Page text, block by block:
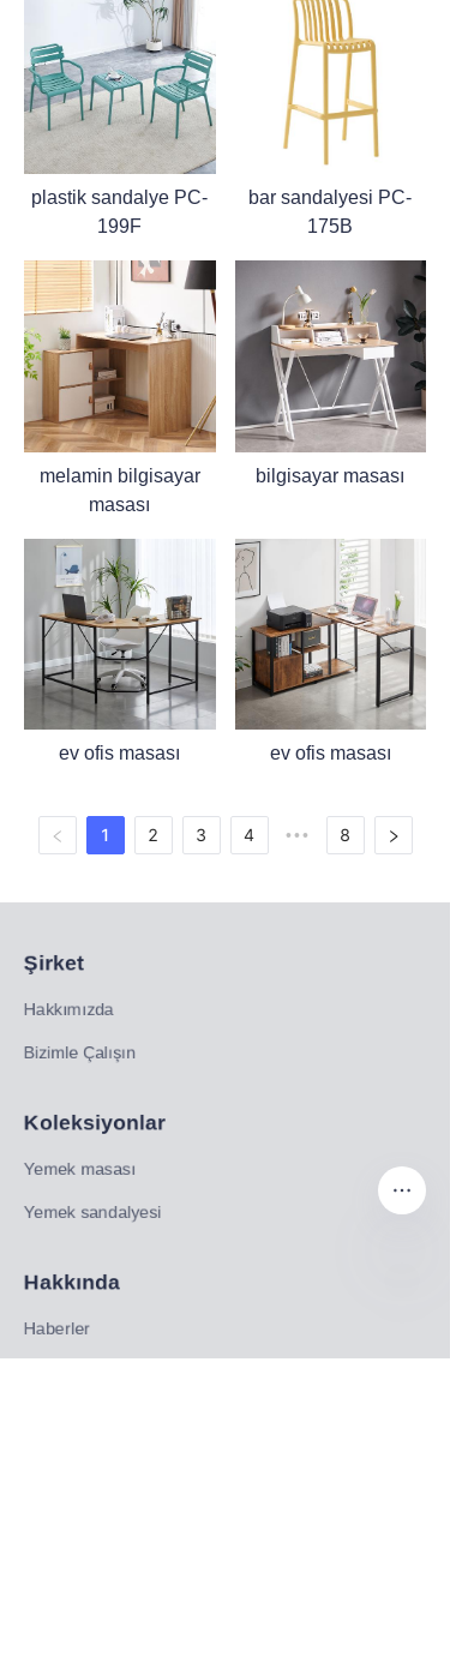
plastik sandalye PC-
199F
bar sandalyesi PC-
175B
melamin bilgisayar
masası
bilgisayar masası
ev ofis masası ev ofis masası
1 2 3 4 ••• 8
Şirket
Hakkımızda
Bizimle Çalışın
Koleksiyonlar
Yemek masası
Yemek sandalyesi
Hakkında
Haberler